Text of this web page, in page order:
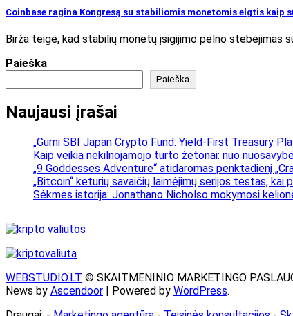
Coinbase ragina Kongresą su stabiliomis monetomis elgtis
Birža teigė, kad stabilių monetų įsigijimo pelno stebėjimas
Paieška
Paieška
Naujausi įrašai
„Gumi SBI Japan Crypto Fund: Yield-First Treasury
Kaip veikia nekilnojamojo turto žetonai: nuo
„9 Goddesses Adventure“ atidaromas penktadienį
„Bitcoin“ keturių savaičių laimėjimų serijos testas, kai
Sėkmės istorija: Jonathano Nicholso mokymosi
WEBSTUDIO.LT © SKAITMENINIO MARKETINGO
News by Ascendoor | Powered by WordPress.